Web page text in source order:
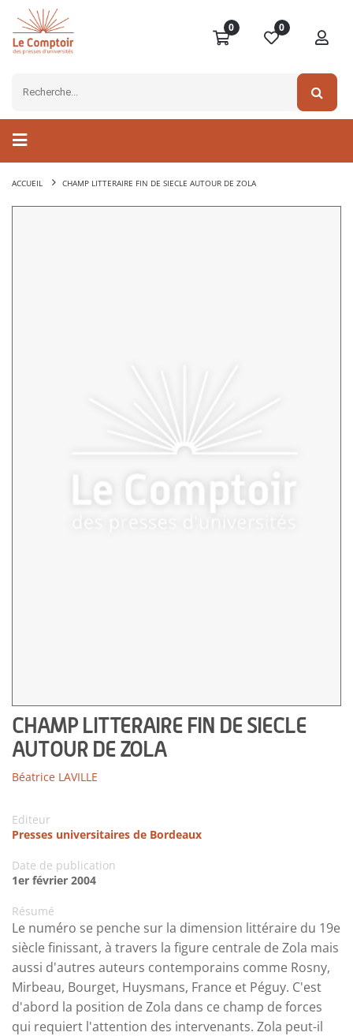
0 0
ACCUEIL CHAMP LITTERAIRE FIN DE SIECLE AUTOUR DE ZOLA
CHAMP LITTERAIRE FIN DE SIECLE
AUTOUR DE ZOLA
Béatrice LAVILLE
Editeur
Presses universitaires de Bordeaux
Date de publication
1er février 2004
Résumé
Le numéro se penche sur la dimension littéraire du 19e
siècle finissant, à travers la figure centrale de Zola mais
aussi d'autres auteurs contemporains comme Rosny,
Mirbeau, Bourget, Huysmans, France et Péguy. C'est
d'abord la position de Zola dans ce champ de forces
qui requiert l'attention des intervenants. Zola peut-il